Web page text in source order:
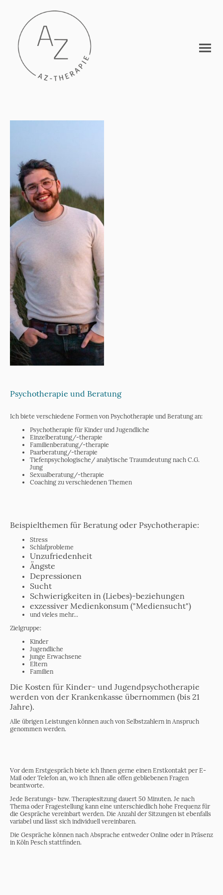
Psychotherapie und Beratung
Ich biete verschiedene Formen von Psychotherapie und Beratung an:
Psychotherapie für Kinder und Jugendliche
Einzelberatung/-therapie
Familienberatung/-therapie
Paarberatung/-therapie
Tiefenpsychologische/ analytische Traumdeutung nach C.G.
Jung
Sexualberatung/-therapie
Coaching zu verschiedenen Themen
Beispielthemen für Beratung oder Psychotherapie:
Stress
Schlafprobleme
Unzufriedenheit
Ängste
Depressionen
Sucht
Schwierigkeiten in (Liebes)-beziehungen
exzessiver Medienkonsum ("Mediensucht")
und vieles mehr...
Zielgruppe:
Kinder
Jugendliche
junge Erwachsene
Eltern
Familien
Die Kosten für Kinder- und Jugendpsychotherapie
werden von der Krankenkasse übernommen (bis 21
Jahre).
Alle übrigen Leistungen können auch von Selbstzahlern in Anspruch
genommen werden.
Vor dem Erstgespräch biete ich Ihnen gerne einen Erstkontakt per E-
Mail oder Telefon an, wo ich Ihnen alle offen gebliebenen Fragen
beantworte.
Jede Beratungs- bzw. Therapiesitzung dauert 50 Minuten. Je nach
Thema oder Fragestellung kann eine unterschiedlich hohe Frequenz für
die Gespräche vereinbart werden. Die Anzahl der Sitzungen ist ebenfalls
variabel und lässt sich individuell vereinbaren.
Die Gespräche können nach Absprache entweder Online oder in Präsenz
in Köln Pesch stattfinden.